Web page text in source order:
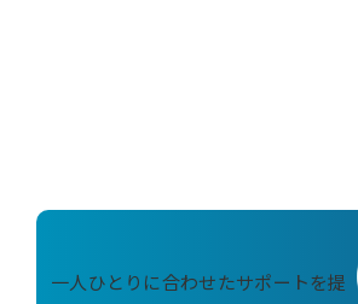
一人ひとりに合わせたサポートを提